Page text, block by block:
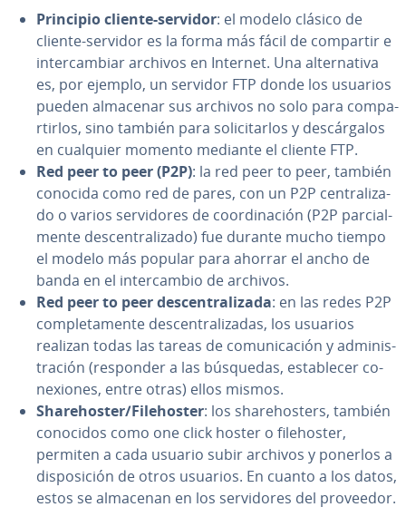
Principio cliente-servidor: el modelo clásico de
cliente-servidor es la forma más fácil de compartir e
in­te­r­ca­m­biar archivos en Internet. Una al­te­r­na­ti­va
es, por ejemplo, un servidor FTP donde los usuarios
pueden almacenar sus archivos no solo para co­m­pa­
r­ti­r­los, sino también para so­li­ci­tar­los y de­s­cá­r­ga­los
en cualquier momento mediante el cliente FTP.
Red peer to peer (P2P): la red peer to peer, también
conocida como red de pares, con un P2P ce­n­tra­li­za­
do o varios se­r­vi­do­res de coor­di­na­ción (P2P pa­r­cia­l­
me­n­te de­s­ce­n­tra­li­za­do) fue durante mucho tiempo
el modelo más popular para ahorrar el ancho de
banda en el in­te­r­ca­m­bio de archivos.
Red peer to peer de­s­ce­n­tra­li­za­da: en las redes P2P
co­m­ple­ta­me­n­te de­s­ce­n­tra­li­za­das, los usuarios
realizan todas las tareas de co­mu­ni­ca­ción y ad­mi­ni­s­
tra­ción (responder a las búsquedas, es­ta­ble­cer co­
ne­xio­nes, entre otras) ellos mismos.
Sha­reho­s­ter/Fi­leho­s­ter: los sha­reho­s­te­rs, también
conocidos como one click hoster o fi­leho­s­ter,
permiten a cada usuario subir archivos y ponerlos a
di­s­po­si­ción de otros usuarios. En cuanto a los datos,
estos se almacenan en los se­r­vi­do­res del proveedor.